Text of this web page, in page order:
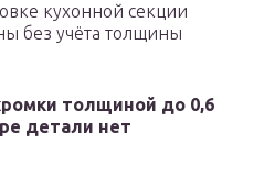
кухонной секции
без учёта толщины
толщиной до 0,6
детали нет